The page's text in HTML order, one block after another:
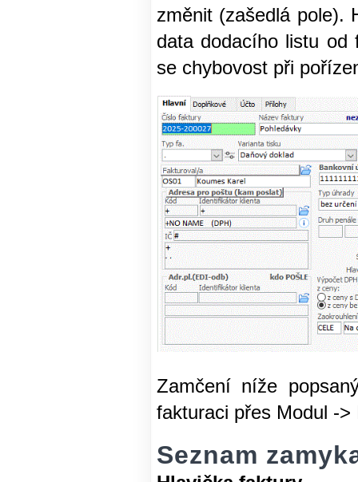
změnit (zašedlá pole).
data dodacího listu od
se chybovost při
Zamčení níže
fakturaci přes Modul -
Seznam